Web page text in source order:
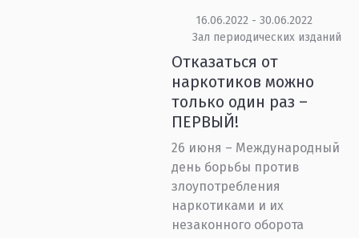
16.06.2022 - 30.06.2022
Зал периодических изданий
Отказаться от
наркотиков можно
только один раз –
ПЕРВЫЙ!
26 июня – Международный
день борьбы против
злоупотребления
наркотиками и их
незаконного оборота